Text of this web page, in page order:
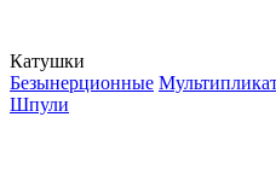
Катушки
Безынерционные
Шпули